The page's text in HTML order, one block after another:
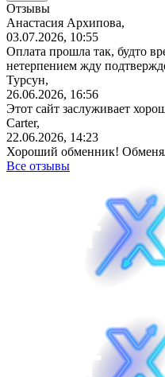
Отзывы
Анастасия Архипова,
03.07.2026, 10:55
Оплата прошла так, будто
нетерпением жду
Турсун,
26.06.2026, 16:56
Этот сайт заслуживает
Carter,
22.06.2026, 14:23
Хороший обменник!
Все отзывы